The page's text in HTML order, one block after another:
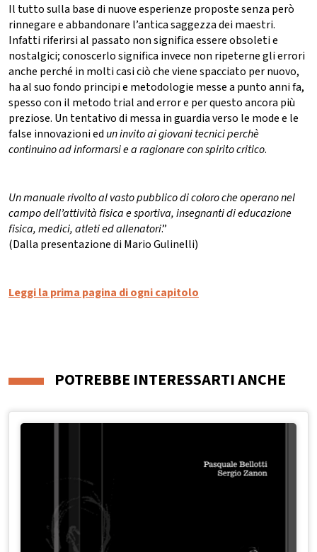
Il tutto sulla base di nuove esperienze proposte senza però
rinnegare e abbandonare l’antica saggezza dei maestri.
Infatti riferirsi al passato non significa essere obsoleti e
nostalgici; conoscerlo significa invece non ripeterne gli errori
anche perché in molti casi ciò che viene spacciato per nuovo,
ha al suo fondo principi e metodologie messe a punto anni fa,
spesso con il metodo trial and error e per questo ancora più
preziose. Un tentativo di messa in guardia verso le mode e le
false innovazioni edun invito ai giovani tecnici perchè
continuino ad informarsi e a ragionare con spirito critico.
Un manuale rivolto al vasto pubblico di coloro che operano nel
campo dell’attività fisica e sportiva, insegnanti di educazione
fisica, medici, atleti ed allenatori.”
(Dalla presentazione di Mario Gulinelli)
Leggi la prima pagina di ogni capitolo
POTREBBE INTERESSARTI ANCHE